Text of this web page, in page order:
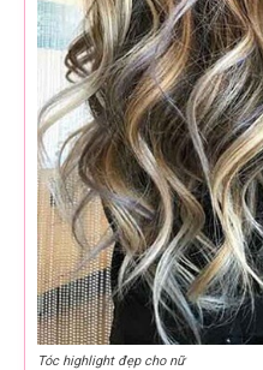
Tóc highlight đẹp cho nữ